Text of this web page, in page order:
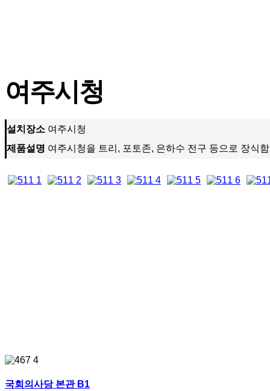
여주시청
설치장소 여주시청
제품설명 여주시청을 트리, 포토존, 은하수 전구 등으로 장식
국회의사당 본관 B1